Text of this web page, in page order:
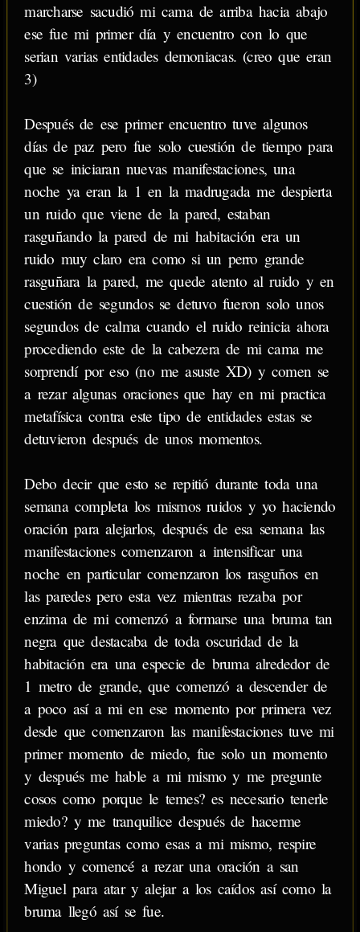
marcharse sacudió mi cama de arriba hacia abajo
ese fue mi primer día y encuentro con lo que
serian varias entidades demoniacas. (creo que eran
3)
Después de ese primer encuentro tuve algunos
días de paz pero fue solo cuestión de tiempo para
que se iniciaran nuevas manifestaciones, una
noche ya eran la 1 en la madrugada me despierta
un ruido que viene de la pared, estaban
rasguñando la pared de mi habitación era un
ruido muy claro era como si un perro grande
rasguñara la pared, me quede atento al ruido y en
cuestión de segundos se detuvo fueron solo unos
segundos de calma cuando el ruido reinicia ahora
procediendo este de la cabezera de mi cama me
sorprendí por eso (no me asuste XD) y comen se
a rezar algunas oraciones que hay en mi practica
metafísica contra este tipo de entidades estas se
detuvieron después de unos momentos.
Debo decir que esto se repitió durante toda una
semana completa los mismos ruidos y yo haciendo
oración para alejarlos, después de esa semana las
manifestaciones comenzaron a intensificar una
noche en particular comenzaron los rasguños en
las paredes pero esta vez mientras rezaba por
enzima de mi comenzó a formarse una bruma tan
negra que destacaba de toda oscuridad de la
habitación era una especie de bruma alrededor de
1 metro de grande, que comenzó a descender de
a poco así a mi en ese momento por primera vez
desde que comenzaron las manifestaciones tuve mi
primer momento de miedo, fue solo un momento
y después me hable a mi mismo y me pregunte
cosos como porque le temes? es necesario tenerle
miedo? y me tranquilice después de hacerme
varias preguntas como esas a mi mismo, respire
hondo y comencé a rezar una oración a san
Miguel para atar y alejar a los caídos así como la
bruma llegó así se fue.